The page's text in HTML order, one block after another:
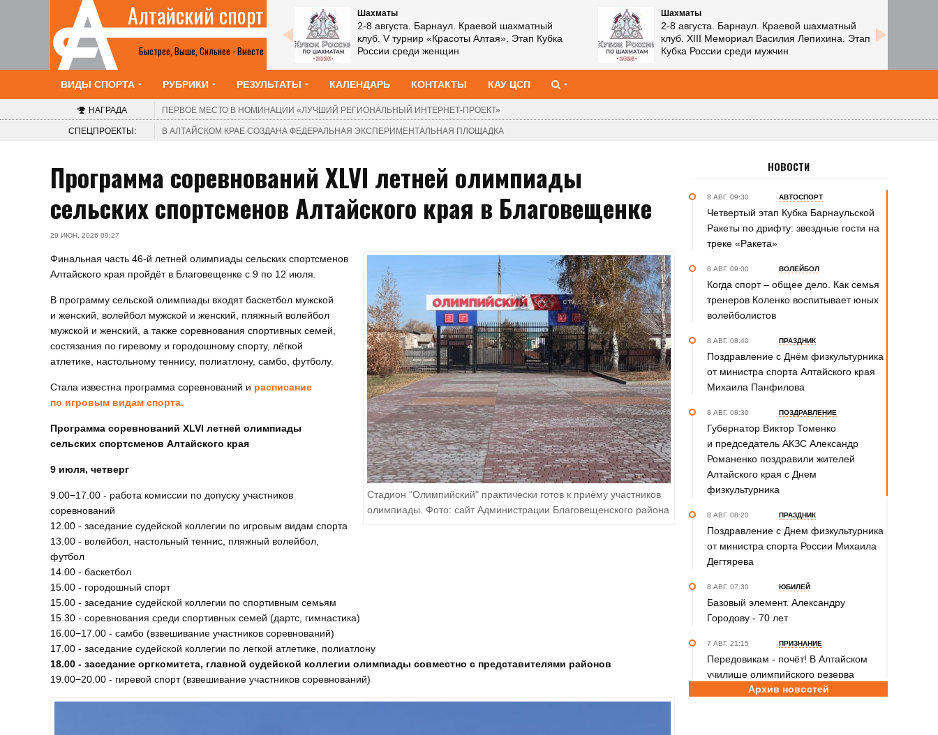
Быстрее, Выше, Сильнее - Вместе
Алтайский спорт
Все анонсы
Шахматы
2-8 августа. Барнаул. Краевой шахматный
клуб. V турнир «Красоты Алтая». Этап Кубка
России среди женщин
Шахматы
2-8 августа. Барнаул. Краевой шахматный
клуб. XIII Мемориал Василия Лепихина. Этап
Кубка России среди мужчин
ВИДЫ СПОРТА РУБРИКИ РЕЗУЛЬТАТЫ КАЛЕНДАРЬ КОНТАКТЫ КАУ ЦСП
НАГРАДА ПЕРВОЕ МЕСТО В НОМИНАЦИИ «ЛУЧШИЙ РЕГИОНАЛЬНЫЙ ИНТЕРНЕТ-ПРОЕКТ»
СПЕЦПРОЕКТЫ: В АЛТАЙСКОМ КРАЕ СОЗДАНА ФЕДЕРАЛЬНАЯ ЭКСПЕРИМЕНТАЛЬНАЯ ПЛОЩАДКА
Программа соревнований XLVI летней олимпиады
сельских спортсменов Алтайского края в Благовещенке
29 ИЮН. 2026 09:27
Стадион "Олимпийский" практически готов к приёму участников
олимпиады. Фото: сайт Администрации Благовещенского района
Финальная часть 46-й летней олимпиады сельских спортсменов
Алтайского края пройдёт в Благовещенке с 9 по 12 июля.
В программу сельской олимпиады входят баскетбол мужской
и женский, волейбол мужской и женский, пляжный волейбол
мужской и женский, а также соревнования спортивных семей,
состязания по гиревому и городошному спорту, лёгкой
атлетике, настольному теннису, полиатлону, самбо, футболу.
Стала известна программа соревнований и расписание
по игровым видам спорта.
Программа соревнований XLVI летней олимпиады
сельских спортсменов Алтайского края
9 июля, четверг
9.00−17.00 - работа комиссии по допуску участников
соревнований
12.00 - заседание судейской коллегии по игровым видам спорта
13.00 - волейбол, настольный теннис, пляжный волейбол,
футбол
14.00 - баскетбол
15.00 - городошный спорт
15.00 - заседание судейской коллегии по спортивным семьям
15.30 - соревнования среди спортивных семей (дартс, гимнастика)
16.00−17.00 - самбо (взвешивание участников соревнований)
17.00 - заседание судейской коллегии по легкой атлетике, полиатлону
18.00 - заседание оргкомитета, главной судейской коллегии олимпиады совместно с представителями районов
19.00−20.00 - гиревой спорт (взвешивание участников соревнований)
НОВОСТИ
8 АВГ. 09:30 АВТОСПОРТ
Четвертый этап Кубка Барнаульской
Ракеты по дрифту: звездные гости на
треке «Ракета»
8 АВГ. 09:00 ВОЛЕЙБОЛ
Когда спорт – общее дело. Как семья
тренеров Коленко воспитывает юных
волейболистов
8 АВГ. 08:40 ПРАЗДНИК
Поздравление с Днём физкультурника
от министра спорта Алтайского края
Михаила Панфилова
8 АВГ. 08:30 ПОЗДРАВЛЕНИЕ
Губернатор Виктор Томенко
и председатель АКЗС Александр
Романенко поздравили жителей
Алтайского края с Днем
физкультурника
8 АВГ. 08:20 ПРАЗДНИК
Поздравление с Днем физкультурника
от министра спорта России Михаила
Дегтярева
8 АВГ. 07:30 ЮБИЛЕЙ
Базовый элемент. Александру
Городову - 70 лет
7 АВГ. 21:15 ПРИЗНАНИЕ
Передовикам - почёт! В Алтайском
училище олимпийского резерва
состоялось награждение
Архив новостей